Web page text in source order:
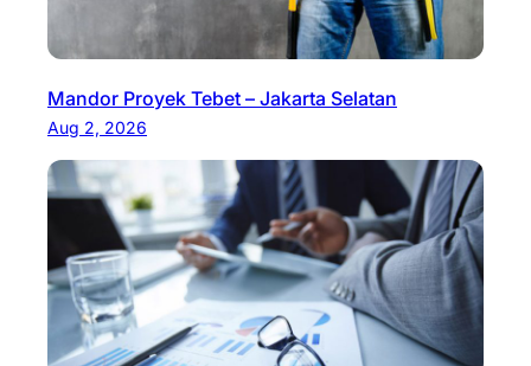
Mandor Proyek Tebet – Jakarta Selatan
Aug 2, 2026